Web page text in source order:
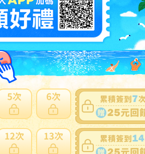
貼心提醒：商品外箱三邊總合低於
...等